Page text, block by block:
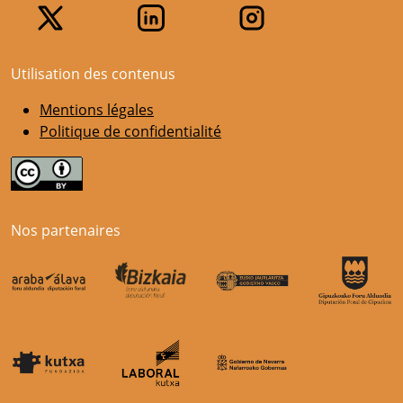
Utilisation des contenus
Mentions légales
Politique de confidentialité
Nos partenaires